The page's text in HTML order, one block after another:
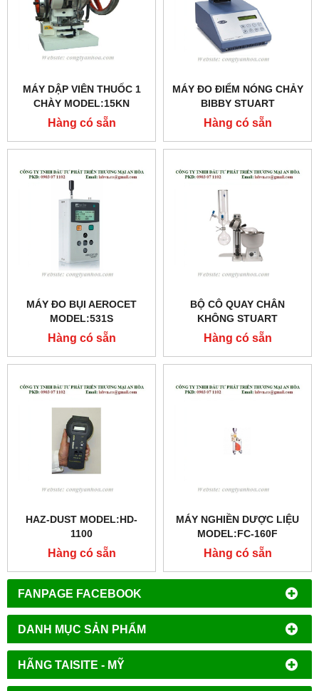
FANPAGE FACEBOOK
DANH MỤC SẢN PHẨM
HÃNG TAISITE - MỸ
MÁY DẬP VIÊN THUỐC 1
CHÀY MODEL:15KN
Hàng có sẵn
MÁY ĐO ĐIỂM NÓNG CHẢY
BIBBY STUART
MODEL:SMP3
Hàng có sẵn
MÁY ĐO BỤI AEROCET
MODEL:531S
Hàng có sẵn
BỘ CÔ QUAY CHÂN
KHÔNG STUART
MODEL:RE-300
Hàng có sẵn
HAZ-DUST MODEL:HD-
1100
Hàng có sẵn
MÁY NGHIỀN DƯỢC LIỆU
MODEL:FC-160F
Hàng có sẵn